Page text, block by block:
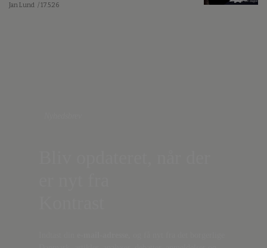
Jan Lund / 17.5.26